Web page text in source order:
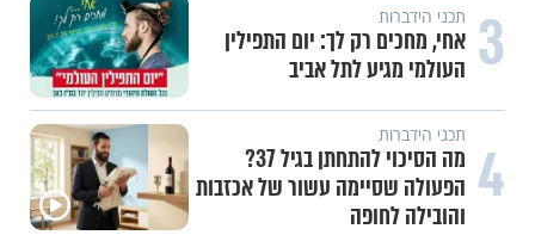
3 תכני הידברות
אחי, מחכים רק לך: יום התפילין
העולמי מגיע לתל אביב
4 תכני הידברות
מה הסיכוי להתחתן בגיל 37?
הפעולה שסיימה עשור של אכזבות
והובילה לחופה